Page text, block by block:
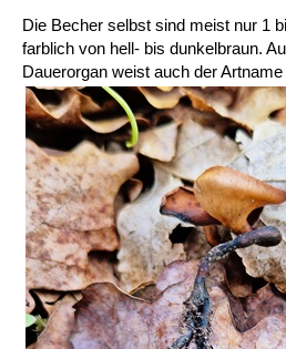
Die Becher selbst sind meist nur 1
farblich von hell- bis dunkelbraun.
Dauerorgan weist auch der Artname